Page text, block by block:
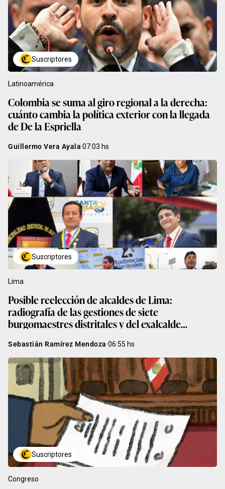
Suscriptores
Latinoamérica
Colombia se suma al giro regional a la derecha:
cuánto cambia la política exterior con la llegada
de De la Espriella
Guillermo Vera Ayala·07:03 hs
Suscriptores
Lima
Posible reelección de alcaldes de Lima:
radiografía de las gestiones de siete
burgomaestres distritales y del exalcalde
Sebastián Ramírez Mendoza·06:55 hs
Suscriptores
Congreso